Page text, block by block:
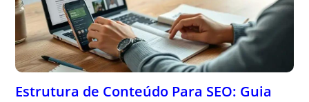
Estrutura de Conteúdo Para SEO: Guia